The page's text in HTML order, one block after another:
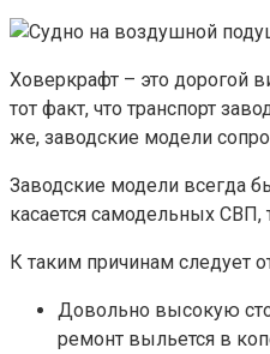
Ховеркрафт – это дорогой
тот факт, что транспорт
же, заводские модели
Заводские модели всегда
касается самодельных СВП,
К таким причинам следует
Довольно высокую
ремонт выльется в